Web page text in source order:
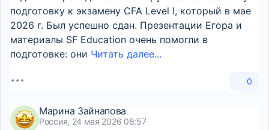
подготовку к экзамену CFA Level I, который в мае
2026 г. Был успешно сдан. Презентации Егора и
материалы SF Education очень помогли в
подготовке: они Читать далее...
0
Марина Зайнапова
Россия, 24 мая 2026 08:57